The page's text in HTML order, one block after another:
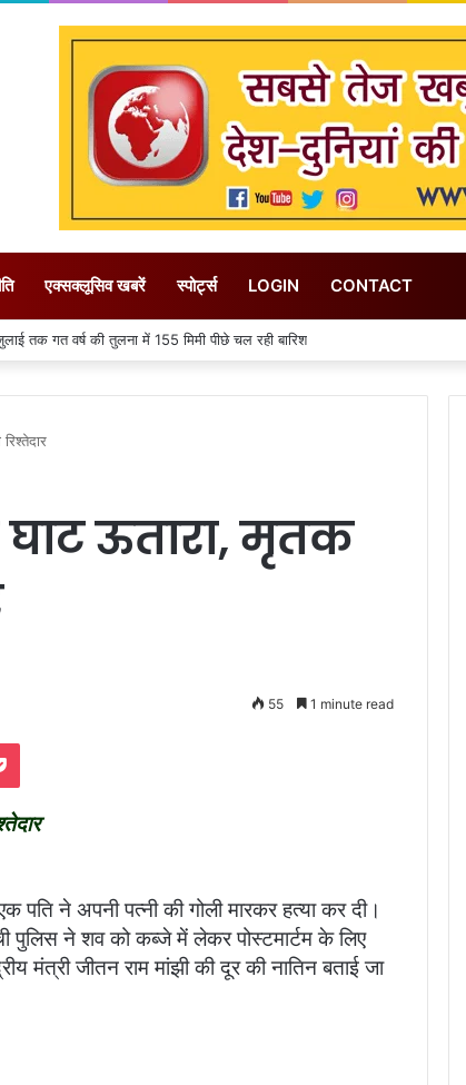
एक्सक्लूसिव खबरें स्पोर्ट्स LOGIN CONTACT
गत वर्ष की तुलना में 155 मिमी पीछे चल रही बारिश
ऊतारा, मृतक
55 1 minute read
ने अपनी पत्नी की गोली मारकर हत्या कर दी।
ने शव को कब्जे में लेकर पोस्टमार्टम के लिए
जीतन राम मांझी की दूर की नातिन बताई जा